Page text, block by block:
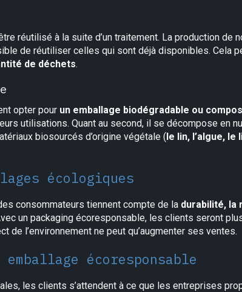
réutilisé à la suite d’un traitement. La production de
de réutiliser celles qui sont déjà disponibles. Cela
de déchets.
opter pour un emballage biodégradable ou
utilisations. Quant au second, il se décompose en
biosourcés d’origine végétale (le lin, l’algue, le
écologiques
consommateurs tiennent compte de la durabilité, la
un packaging écoresponsable, les clients seront
l’environnement ne peut qu’augmenter ses ventes.
écoresponsable
les clients s’attendent à ce que les entreprises